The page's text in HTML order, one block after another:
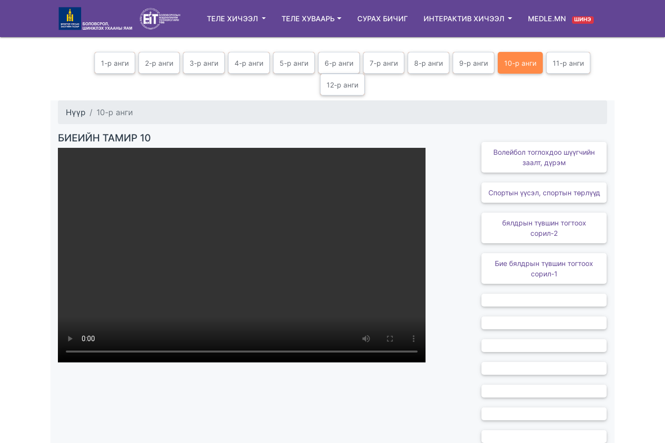
ТЕЛЕ ХИЧЭЭЛ ТЕЛЕ ХУВААРЬ СУРАХ БИЧИГ ИНТЕРАКТИВ ХИЧЭЭЛ MEDLE.MN ШИНЭ
1-р анги 2-р анги 3-р анги 4-р анги 5-р анги 6-р анги 7-р анги 8-р анги 9-р анги 10-р анги 11-р анги
12-р анги
Нүүр 10-р анги
БИЕИЙН ТАМИР 10
Волейбол тоглохдоо шүүгчийн
заалт, дүрэм
Спортын үүсэл, спортын төрлүүд
бялдрын түвшин тогтоох
сорил-2
Бие бялдрын түвшин тогтоох
сорил-1